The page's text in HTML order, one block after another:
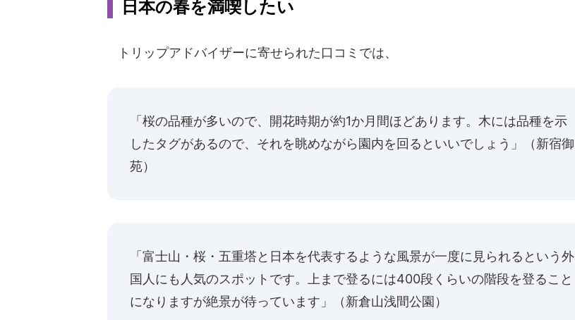
日本の春を満喫したい
トリップアドバイザーに寄せられた口コミでは、
「桜の品種が多いので、開花時期が約1か月間ほどあります。木には品種を示
したタグがあるので、それを眺めながら園内を回るといいでしょう」（新宿御
苑）
「富士山・桜・五重塔と日本を代表するような風景が一度に見られるという外
国人にも人気のスポットです。上まで登るには400段くらいの階段を登ること
になりますが絶景が待っています」（新倉山浅間公園）